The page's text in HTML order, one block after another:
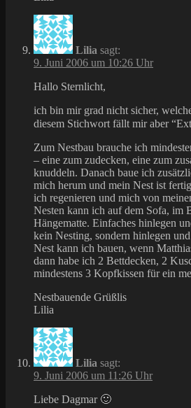
Lilia sagt:
9. Juni 2006 um 10:26 Uhr
Hallo Sternlicht,
ich bin mir grad nicht sicher,
diesem Stichwort fällt mir aber
Zum Nestbau brauche ich
– eine zum zudecken, eine zum
knuddeln. Danach baue ich
mich herum und mein Nest ist
ich regenieren und mich von
Nesten kann ich auf dem Sofa, im
Hängematte. Einfaches hinlegen
kein Nesting, sondern hinlegen
Nest kann ich bauen, wenn
dann habe ich 2 Bettdecken, 2
mindestens 3 Kopfkissen für ein
Nestbauende Grüßlis
Lilia
Lilia sagt:
9. Juni 2006 um 11:26 Uhr
Liebe Dagmar 🙂